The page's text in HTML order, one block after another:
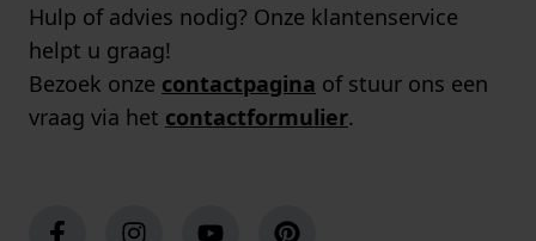
Hulp of advies nodig? Onze klantenservice
helpt u graag!
Bezoek onze contactpagina of stuur ons een
vraag via het contactformulier.